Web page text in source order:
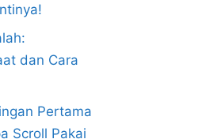
dan Cara
Pertama
Scroll Pakai